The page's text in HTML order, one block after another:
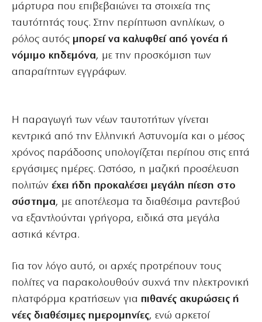
μάρτυρα που επιβεβαιώνει τα στοιχεία της
ταυτότητάς τους. Στην περίπτωση ανηλίκων, ο
ρόλος αυτός μπορεί να καλυφθεί από γονέα ή
νόμιμο κηδεμόνα, με την προσκόμιση των
απαραίτητων εγγράφων.
Η παραγωγή των νέων ταυτοτήτων γίνεται
κεντρικά από την Ελληνική Αστυνομία και ο μέσος
χρόνος παράδοσης υπολογίζεται περίπου στις επτά
εργάσιμες ημέρες. Ωστόσο, η μαζική προσέλευση
πολιτών έχει ήδη προκαλέσει μεγάλη πίεση στο
σύστημα, με αποτέλεσμα τα διαθέσιμα ραντεβού
να εξαντλούνται γρήγορα, ειδικά στα μεγάλα
αστικά κέντρα.
Για τον λόγο αυτό, οι αρχές προτρέπουν τους
πολίτες να παρακολουθούν συχνά την ηλεκτρονική
πλατφόρμα κρατήσεων για πιθανές ακυρώσεις ή
νέες διαθέσιμες ημερομηνίες, ενώ αρκετοί